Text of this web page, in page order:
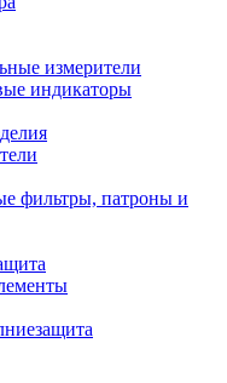
измерители
индикаторы
фильтры, патроны и